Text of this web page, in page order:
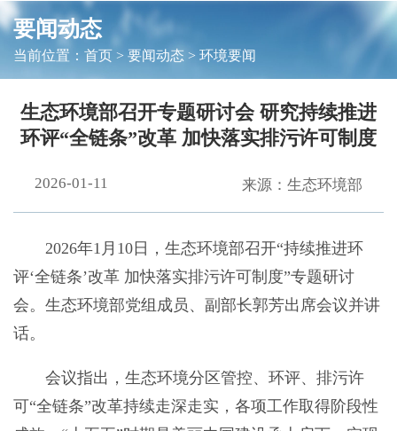
要闻动态
当前位置： 首页> 要闻动态 > 环境要闻
生态环境部召开专题研讨会 研究持续推进
环评“全链条”改革 加快落实排污许可制度
2026-01-11 来源：生态环境部
2026年1月10日，生态环境部召开“持续推进环
评‘全链条’改革 加快落实排污许可制度”专题研讨
会。生态环境部党组成员、副部长郭芳出席会议并讲
话。
会议指出，生态环境分区管控、环评、排污许
可“全链条”改革持续走深走实，各项工作取得阶段性